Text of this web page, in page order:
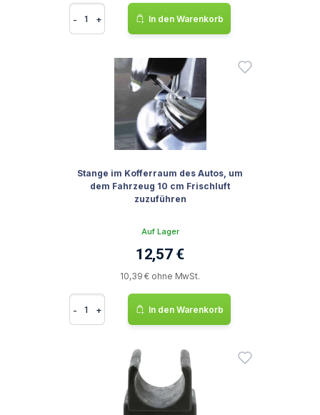
- + In den Warenkorb
Stange im Kofferraum des Autos, um
dem Fahrzeug 10 cm Frischluft
zuzuführen
Auf Lager
12,57 €
10,39 € ohne MwSt.
- + In den Warenkorb